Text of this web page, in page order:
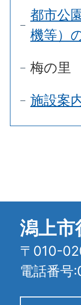
都市公
機等）
梅の里
施設案
潟上市
〒010-
電話番号